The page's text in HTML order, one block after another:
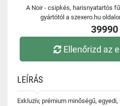
A Noir - csipkés, harisnyatartós
gyártótól a szexero.hu
Ellenőrizd az
LEÍRÁS
Exkluzív, prémium minőségű,